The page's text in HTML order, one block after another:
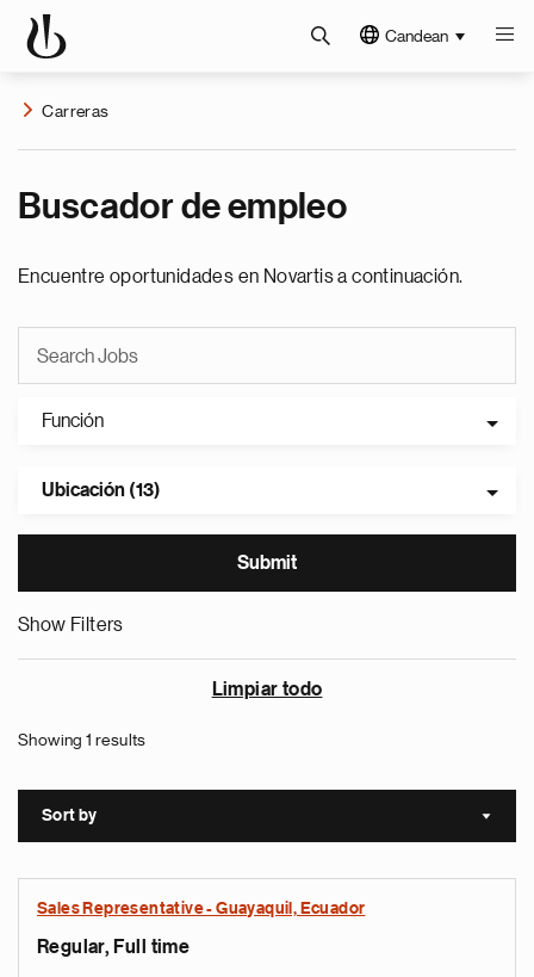
Candean
Carreras
Buscador de empleo
Encuentre oportunidades en Novartis a continuación.
Función
Ubicación (13)
Show Filters
Limpiar todo
Showing 1 results
Sort by Sort
Sales Representative - Guayaquil, Ecuador
Regular, Full time